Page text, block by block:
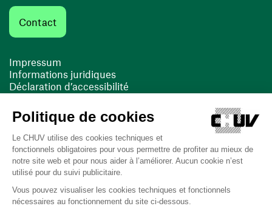
Contact
Impressum
Informations juridiques
Déclaration d’accessibilité
Cookies
(ouvre une nouvelle fenêtre)